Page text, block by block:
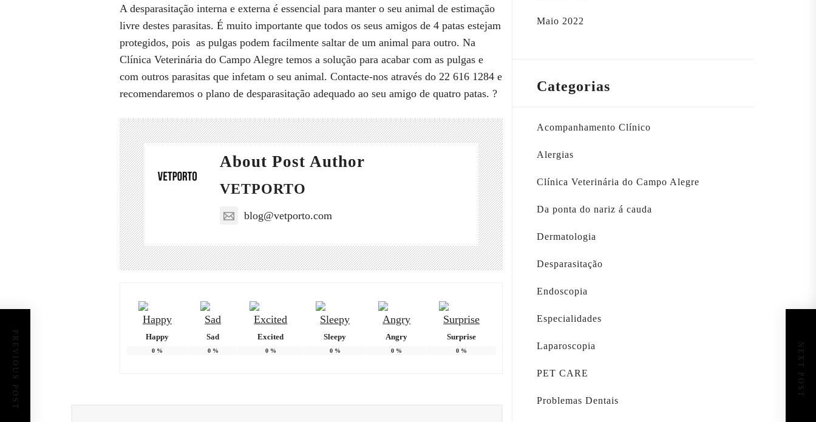
A desparasitação interna e externa é essencial para manter o seu animal de estimação
livre destes parasitas. É muito importante que todos os seus amigos de 4 patas estejam
protegidos, pois as pulgas podem facilmente saltar de um animal para outro. Na
Clínica Veterinária do Campo Alegre temos a solução para acabar com as pulgas e
com outros parasitas que infetam o seu animal. Contacte-nos através do 22 616 1284 e
recomendaremos o plano de desparasitação adequado ao seu amigo de quatro patas. ?
About Post Author
VETPORTO
blog@vetporto.com
Happy
0%
Sad
0%
Excited
0%
Sleepy
0%
Angry
0 %
Surprise
0 %
PREVIOUS POST NEXT POST
Maio 2022
Categorias
Acompanhamento Clínico
Alergias
Clínica Veterinária do Campo Alegre
Da ponta do nariz á cauda
Dermatologia
Desparasitação
Endoscopia
Especialidades
Laparoscopia
PET CARE
Problemas Dentais